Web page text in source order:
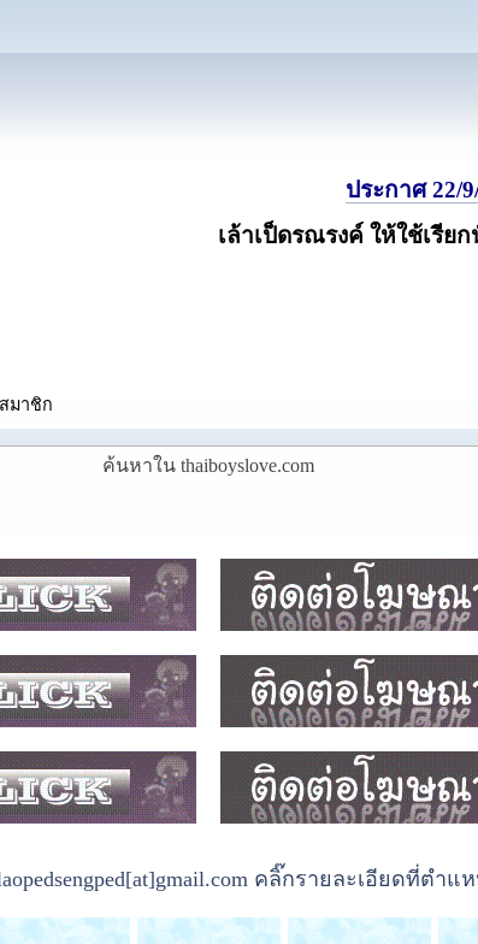
ประกาศ 22/
เล้าเป็ดรณรงค์ ให้ใช้เรีย
มาชิก
ค้นหาใน thaiboyslove.com
คลิ๊กรายละเอียดที่ตำแ